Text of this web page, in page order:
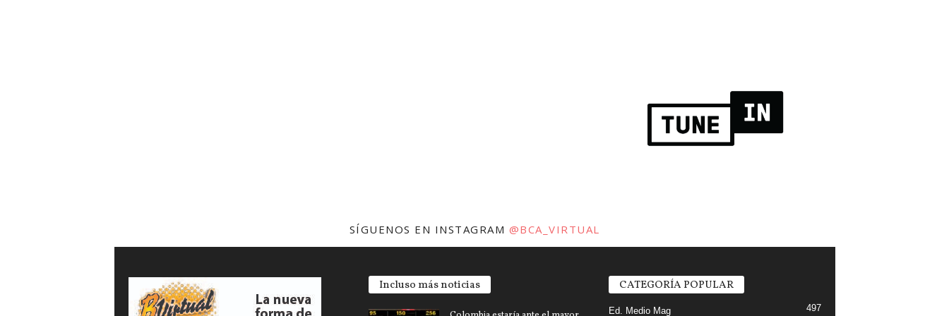
SÍGUENOS EN INSTAGRAM @BCA_VIRTUAL
Incluso más noticias CATEGORÍA POPULAR
Ed. Medio Mag 497